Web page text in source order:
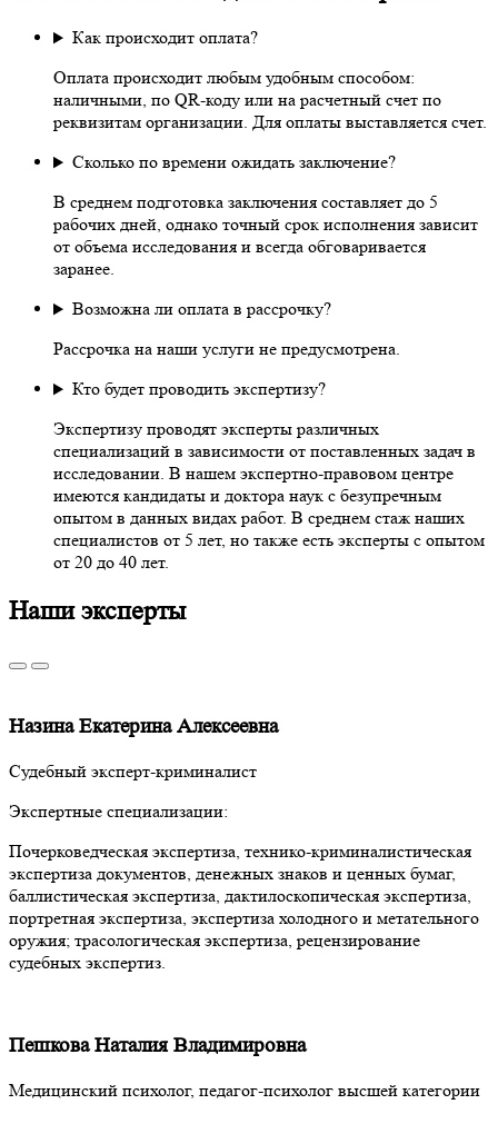
Как происходит оплата?
Оплата происходит любым удобным способом:
наличными, по QR-коду или на расчетный счет по
реквизитам организации. Для оплаты выставляется счет.
Сколько по времени ожидать заключение?
В среднем подготовка заключения составляет до 5
рабочих дней, однако точный срок исполнения зависит
от объема исследования и всегда обговаривается
заранее.
Возможна ли оплата в рассрочку?
Рассрочка на наши услуги не предусмотрена.
Кто будет проводить экспертизу?
Экспертизу проводят эксперты различных
специализаций в зависимости от поставленных задач в
исследовании. В нашем экспертно-правовом центре
имеются кандидаты и доктора наук с безупречным
опытом в данных видах работ. В среднем стаж наших
специалистов от 5 лет, но также есть эксперты с опытом
от 20 до 40 лет.
Наши эксперты
Назина Екатерина Алексеевна
Судебный эксперт-криминалист
Экспертные специализации:
Почерковедческая экспертиза, технико-криминалистическая
экспертиза документов, денежных знаков и ценных бумаг,
баллистическая экспертиза, дактилоскопическая экспертиза,
портретная экспертиза, экспертиза холодного и метательного
оружия; трасологическая экспертиза, рецензирование
судебных экспертиз.
Пешкова Наталия Владимировна
Медицинский психолог, педагог-психолог высшей категории